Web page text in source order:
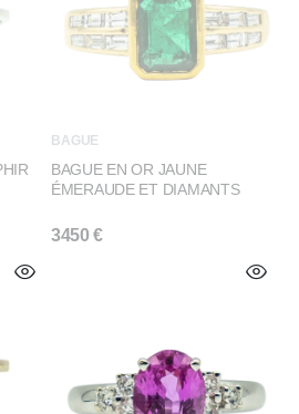
BAGUE
BAGUE EN OR JAUNE
ÉMERAUDE ET DIAMANTS
3450€